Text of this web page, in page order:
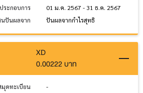
ระกอบการ
01 ม.ค. 2567 - 31 ธ.ค. 2567
นปันผลจาก
ปันผลจากกำไรสุทธิ
XD
0.00222 บาท
ดทะเบียน
-